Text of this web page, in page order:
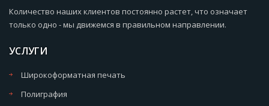
Количество наших клиентов постоянно растет, что означает
только одно - мы движемся в правильном направлении.
УСЛУГИ
Широкоформатная печать
Полиграфия